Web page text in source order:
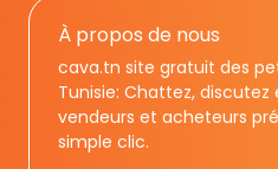
À propos de nous
cava.tn site gratuit des
Tunisie: Chattez, discutez
vendeurs et acheteurs
simple clic.